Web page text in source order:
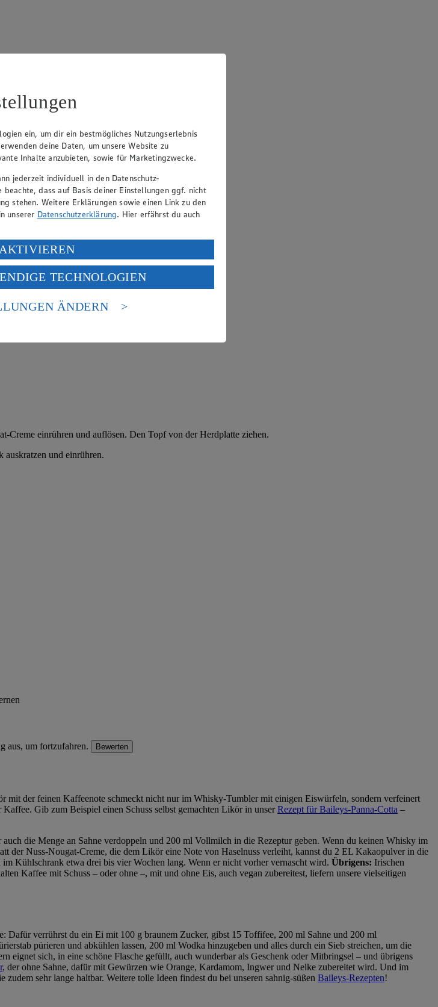
einrühren und auflösen. Den Topf von der Herdplatte ziehen.
auskratzen und einrühren.
aus, um fortzufahren. Bewerten
der feinen Kaffeenote schmeckt nicht nur im Whisky-Tumbler mit einigen Eiswürfeln, sondern verfeinert
Gib zum Beispiel einen Schuss selbst gemachten Likör in unserRezept für Baileys-Panna-Cotta –
die Menge an Sahne verdoppeln und 200 ml Vollmilch in die Rezeptur geben. Wenn du keinen Whisky im
der Nuss-Nougat-Creme, die dem Likör eine Note von Haselnuss verleiht, kannst du 2 EL Kakaopulver in die
Kühlschrank etwa drei bis vier Wochen lang. Wenn er nicht vorher vernascht wird. Übrigens: Irischen
Kaffee mit Schuss – oder ohne –, mit und ohne Eis, auch vegan zubereitest, liefern unsere vielseitigen
Dafür verrührst du ein Ei mit 100 g braunem Zucker, gibst 15 Toffifee, 200 ml Sahne und 200 ml
pürieren und abkühlen lassen, 200 ml Wodka hinzugeben und alles durch ein Sieb streichen, um die
eignet sich, in eine schöne Flasche gefüllt, auch wunderbar als Geschenk oder Mitbringsel – und übrigens
, der ohne Sahne, dafür mit Gewürzen wie Orange, Kardamom, Ingwer und Nelke zubereitet wird. Und im
zudem sehr lange haltbar. Weitere tolle Ideen findest du bei unseren sahnig-süßen Baileys-Rezepten!
ein, um dir ein bestmögliches Nutzungserlebnis
deine Daten, um unsere Website zu
Inhalte anzubieten, sowie für Marketingzwecke.
jederzeit individuell in den Datenschutz-
dass auf Basis deiner Einstellungen ggf. nicht
stehen. Weitere Erklärungen sowie einen Link zu den
unserer Datenschutzerklärung. Hier erfährst du auch
Daten in den USA durch Facebook und YouTube:
du im Sinne des Art. 49 Abs. 1 Satz 1 lit. a) DSGVO
werden. Der EuGH sieht die USA als Land mit
angemessenen Datenschutzniveau an. Es besteht das
Behörden.
AKTIVIEREN
TECHNOLOGIEN
ÄNDERN